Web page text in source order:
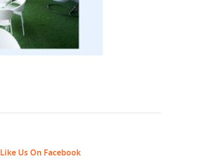
Like Us On Facebook